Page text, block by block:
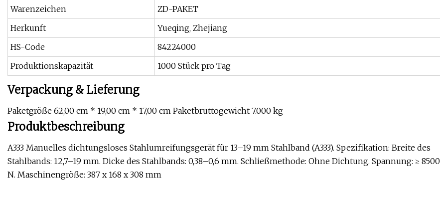
Warenzeichen
ZD-PAKET
Herkunft
Yueqing, Zhejiang
HS-Code
84224000
Produktionskapazität
1000 Stück pro Tag
Verpackung & Lieferung
Paketgröße 62,00 cm * 19,00 cm * 17,00 cm Paketbruttogewicht 7.000 kg
Produktbeschreibung
A333 Manuelles dichtungsloses Stahlumreifungsgerät für 13–19 mm Stahlband (A333). Spezifikation: Breite des
Stahlbands: 12,7–19 mm. Dicke des Stahlbands: 0,38–0,6 mm. Schließmethode: Ohne Dichtung. Spannung: ≥ 8500
N. Maschinengröße: 387 x 168 x 308 mm